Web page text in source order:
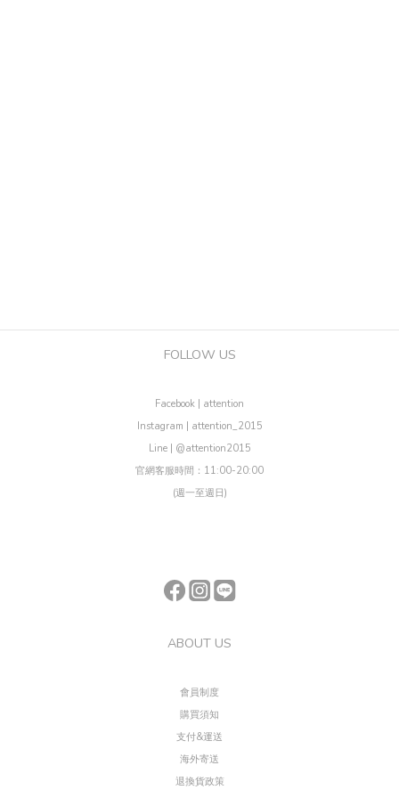
FOLLOW US
Facebook | attention
Instagram | attention_2015
Line | @attention2015
官網客服時間：11:00-20:00
(週一至週日)
ABOUT US
會員制度
購買須知
支付&運送
海外寄送
退換貨政策